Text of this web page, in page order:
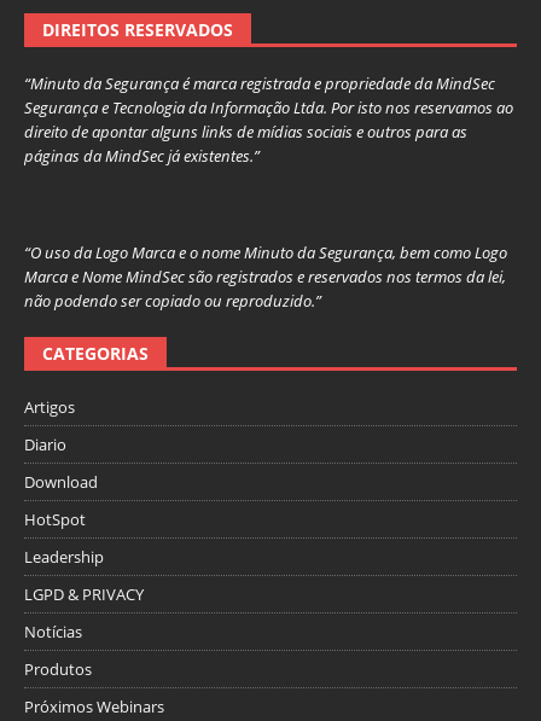
DIREITOS RESERVADOS
“Minuto da Segurança é marca registrada e propriedade da MindSec
Segurança e Tecnologia da Informação Ltda. Por isto nos reservamos ao
direito de apontar alguns links de mídias sociais e outros para as
páginas da MindSec já existentes.”
“O uso da Logo Marca e o nome Minuto da Segurança, bem como Logo
Marca e Nome MindSec são registrados e reservados nos termos da lei,
não podendo ser copiado ou reproduzido.”
CATEGORIAS
Artigos
Diario
Download
HotSpot
Leadership
LGPD & PRIVACY
Notícias
Produtos
Próximos Webinars